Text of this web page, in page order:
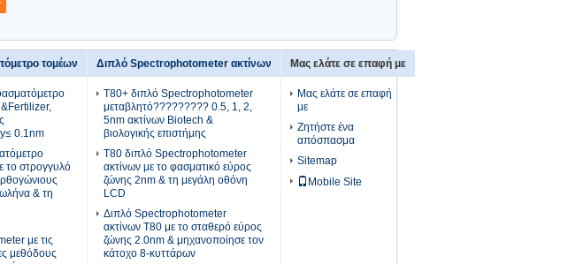
τομέων
0.1nm
το στρογγυλό
& τη
με τις
μεθόδους
Διπλό Spectrophotometer ακτίνων
T80+ διπλό Spectrophotometer
μεταβλητό????????? 0.5, 1, 2,
5nm ακτίνων Biotech &
βιολογικής επιστήμης
T80 διπλό Spectrophotometer
ακτίνων με το φασματικό εύρος
ζώνης 2nm & τη μεγάλη οθόνη
LCD
Διπλό Spectrophotometer
ακτίνων T80 με το σταθερό εύρος
ζώνης 2.0nm & μηχανοποίησε τον
κάτοχο 8-κυττάρων
Μας ελάτε σε επαφή με
Μας ελάτε σε επαφή
με
Ζητήστε ένα
απόσπασμα
Sitemap
Mobile Site